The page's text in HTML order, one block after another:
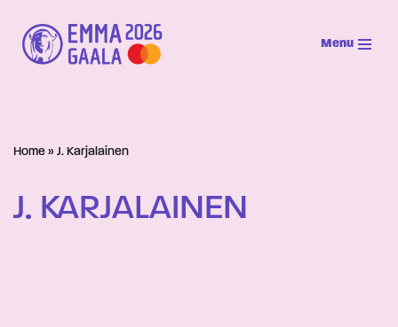
Siirry
suoraan
Menu
Home » J. Karjalainen
J. KARJALAINEN